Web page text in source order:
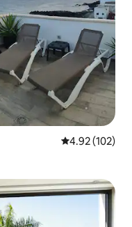
Penarafan
4.92 (102)